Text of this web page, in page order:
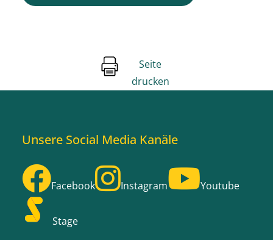
Seite
drucken
Unsere Social Media Kanäle
Facebook Instagram Youtube
Stage